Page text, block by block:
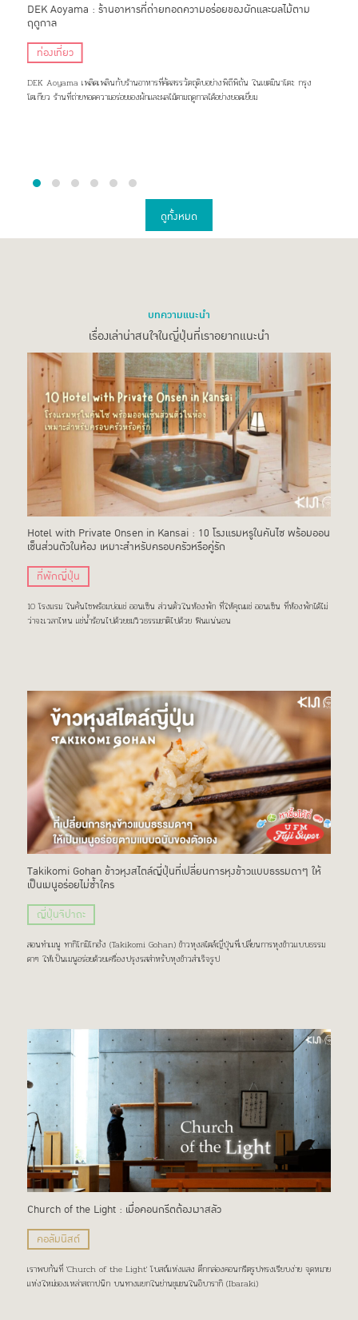
DEK Aoyama : ร้านอาหารที่ถ่ายทอดความอร่อยของผักและผลไม้ตาม
ฤดูกาล
ท่องเที่ยว
DEK Aoyama เพลิดเพลินกับร้านอาหารที่คัดสรรวัตถุดิบอย่างพิถีพิถัน ในเขตมินาโตะ กรุง
โตเกียว ร้านที่ถ่ายทอดความอร่อยของผักและผลไม้ตามฤดูกาลได้อย่างยอดเยี่ยม
ดูทั้งหมด
บทความแนะนำ
เรื่องเล่าน่าสนใจในญี่ปุ่นที่เราอยากแนะนำ
Hotel with Private Onsen in Kansai : 10 โรงแรมหรูในคันไซ พร้อมออน
เซ็นส่วนตัวในห้อง เหมาะสำหรับครอบครัวหรือคู่รัก
ที่พักญี่ปุ่น
10 โรงแรม ในคันไซพร้อมบ่อแช่ ออนเซ็น ส่วนตัวในห้องพัก ที่ให้คุณแช่ ออนเซ็น ที่ห้องพักได้ไม่
ว่าจะเวลาไหน แช่น้ำร้อนไปด้วยชมวิวธรรมชาติไปด้วย ฟินแน่นอน
Takikomi Gohan ข้าวหุงสไตล์ญี่ปุ่นที่เปลี่ยนการหุงข้าวแบบธรรมดาๆ ให้
เป็นเมนูอร่อยไม่ซ้ำใคร
ญี่ปุ่นจิปาถะ
สอนทำเมนู ทากิโกมิโกฮัง (Takikomi Gohan) ข้าวหุงสไตล์ญี่ปุ่นที่เปลี่ยนการหุงข้าวแบบธรรม
ดาๆ ให้เป็นเมนูอร่อยด้วยเครื่องปรุงรสสำหรับหุงข้าวสำเร็จรูป
Church of the Light : เมื่อคอนกรีตต้องเงาสลัว
คอลัมนิสต์
เราพบกันที่ 'Church of the Light' โบสถ์แห่งแสง ตึกกล่องคอนกรีตรูปทรงเรียบง่าย จุดหมาย
แห่งใหม่ของเหล่าสถาปนิก บนทางแยกในย่านชุมชนในอิบารากิ (Ibaraki)